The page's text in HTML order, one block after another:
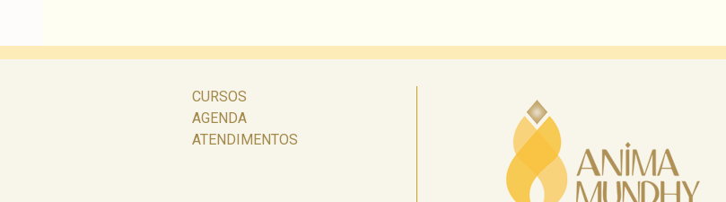
CURSOS
AGENDA
ATENDIMENTOS